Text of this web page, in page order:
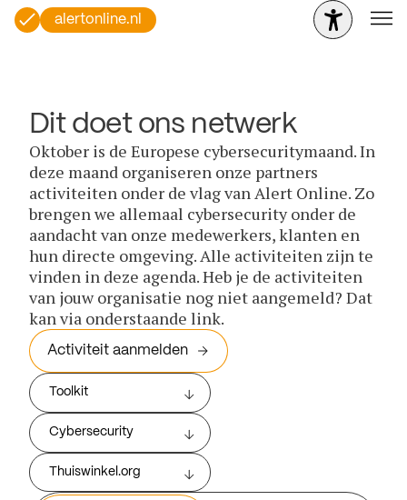
alertonline.nl
Dit doet ons netwerk
Oktober is de Europese cybersecuritymaand. In
deze maand organiseren onze partners
activiteiten onder de vlag van Alert Online. Zo
brengen we allemaal cybersecurity onder de
aandacht van onze medewerkers, klanten en
hun directe omgeving. Alle activiteiten zijn te
vinden in deze agenda. Heb je de activiteiten
van jouw organisatie nog niet aangemeld? Dat
kan via onderstaande link.
Activiteit aanmelden
Toolkit
Cybersecurity
Thuiswinkel.org